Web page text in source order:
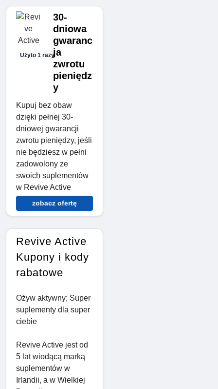
Użyto 1 razy
30-
dniowa
gwaranc
ja
zwrotu
pieniędz
y
Kupuj bez obaw
dzięki pełnej 30-
dniowej gwarancji
zwrotu pieniędzy, jeśli
nie będziesz w pełni
zadowolony ze
swoich suplementów
w Revive Active
zobacz ofertę
Revive Active
Kupony i kody
rabatowe
Ożyw aktywny; Super
suplementy dla super
ciebie
Revive Active jest od
5 lat wiodącą marką
suplementów w
Irlandii, a w Wielkiej